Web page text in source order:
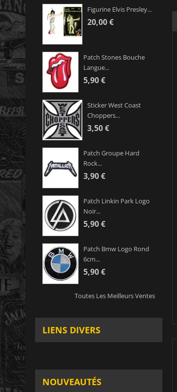
Figurine Elvis Presley...
20,00 €
Patch Stones Bouche
Langue...
5,90 €
Sticker West Coast
Choppers...
3,50 €
Patch Groupe Hard
Rock...
3,90 €
Patch Linkin Park Logo
Noir...
5,90 €
Patch Bmw Logo Rond
6cm...
5,90 €
Toutes Les Meilleurs Ventes
LIENS DIVERS
NOUVEAUTÉS